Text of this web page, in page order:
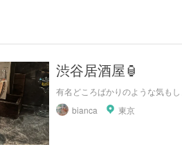
渋谷居酒屋🏮
有名どころばかりのような気も
bianca
東京